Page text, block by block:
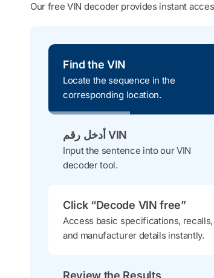
Our free VIN decoder provides instant
Find the VIN
Locate the sequence in the
corresponding location.
أدخل رقم VIN
Input the sentence into our VIN
decoder tool.
Click “Decode VIN free”
Access basic specifications, recalls,
and manufacturer details instantly.
Review the Results